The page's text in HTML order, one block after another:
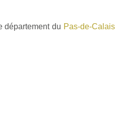
du Pas-de-Calais